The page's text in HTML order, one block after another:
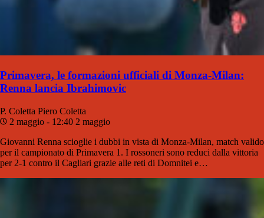
Primavera, le formazioni ufficiali di Monza-Milan:
Renna lancia Ibrahimovic
P. Coletta Piero Coletta
2 maggio - 12:40 2 maggio
Giovanni Renna scioglie i dubbi in vista di Monza-Milan, match valido
per il campionato di Primavera 1. I rossoneri sono reduci dalla vittoria
per 2-1 contro il Cagliari grazie alle reti di Domnitei e…